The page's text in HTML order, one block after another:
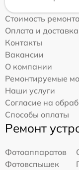
Стоимость ремонта
Оплата и доставка
Контакты
Вакансии
О компании
Ремонтируемые
Наши услуги
Согласие на
Способы оплаты
Ремонт
Фотоаппаратов
Фотовспышек